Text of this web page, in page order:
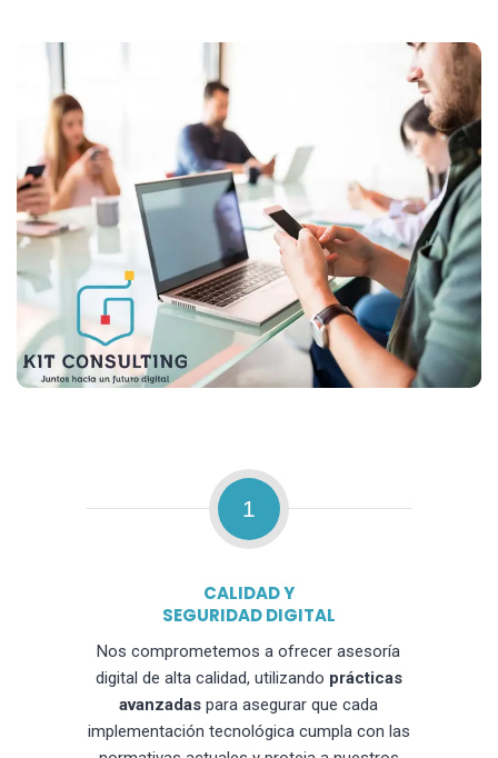
1
CALIDAD Y
SEGURIDAD DIGITAL
Nos comprometemos a ofrecer asesoría
digital de alta calidad, utilizando prácticas
avanzadas para asegurar que cada
implementación tecnológica cumpla con las